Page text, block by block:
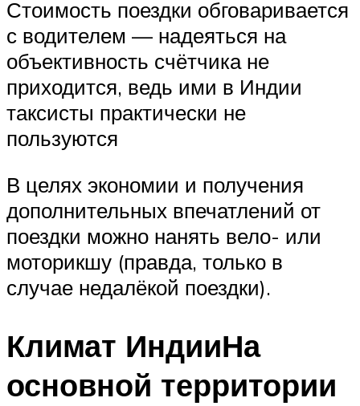
Стоимость поездки обговаривается
с водителем — надеяться на
объективность счётчика не
приходится, ведь ими в Индии
таксисты практически не
пользуются
В целях экономии и получения
дополнительных впечатлений от
поездки можно нанять вело- или
моторикшу (правда, только в
случае недалёкой поездки).
Климат ИндииНа
основной территории